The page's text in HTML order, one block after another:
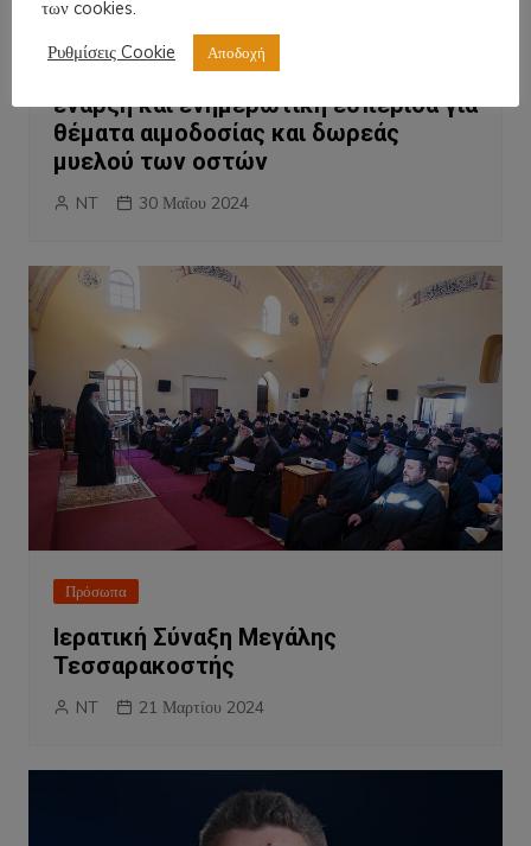
«6η Ιατρική Εβδομάδα». Επίσημη
έναρξη και ενημερωτική εσπερίδα για
θέματα αιμοδοσίας και δωρεάς
μυελού των οστών
NT 30 Μαΐου 2024
Πρόσωπα
Ιερατική Σύναξη Μεγάλης
Τεσσαρακοστής
NT 21 Μαρτίου 2024
των cookies.
Ρυθμίσεις Cookie
Αποδοχή